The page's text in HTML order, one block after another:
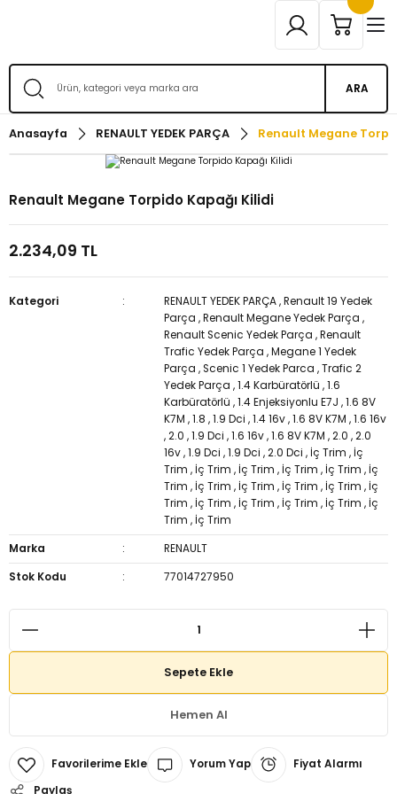
ARA
Anasayfa RENAULT YEDEK PARÇA Renault Megane
Renault Megane Torpido Kapağı Kilidi
2.234,09 TL
Kategori RENAULT YEDEK PARÇA ,Renault 19 Yedek
Parça ,Renault Megane Yedek Parça ,
Renault Scenic Yedek Parça ,Renault
Trafic Yedek Parça ,Megane 1 Yedek
Parça ,Scenic 1 Yedek Parca ,Trafic 2
Yedek Parça ,1.4 Karbüratörlü ,1.6
Karbüratörlü ,1.4 Enjeksiyonlu E7J ,1.6 8V
K7M ,1.8 ,1.9 Dci ,1.4 16v ,1.6 8V K7M ,1.6 16v
,2.0 ,1.9 Dci ,1.6 16v ,1.6 8V K7M ,2.0 ,2.0
16v ,1.9 Dci ,1.9 Dci ,2.0 Dci , İç Trim , İç
Trim , İç Trim , İç Trim , İç Trim , İç Trim , İç
Trim , İç Trim , İç Trim , İç Trim , İç Trim , İç
Trim , İç Trim , İç Trim , İç Trim , İç Trim , İç
Trim , İç Trim
Marka
RENAULT
Stok Kodu
77014727950
Sepete Ekle
Hemen Al
Yorum Yap
Fiyat Alarmı
Paylaş